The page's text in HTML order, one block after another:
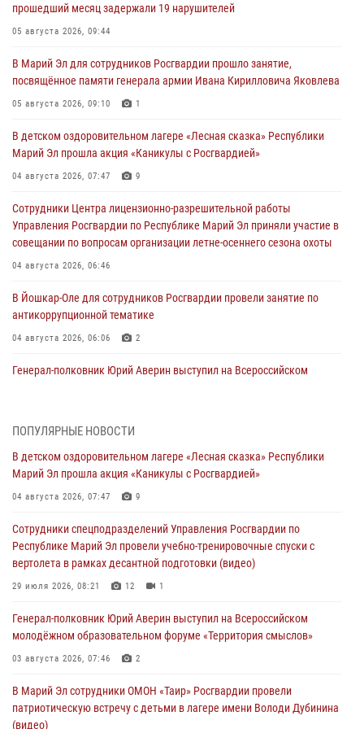
прошедший месяц задержали 19 нарушителей
05 августа 2026, 09:44
В Марий Эл для сотрудников Росгвардии прошло занятие,
посвящённое памяти генерала армии Ивана Кирилловича Яковлева
05 августа 2026, 09:10 1
В детском оздоровительном лагере «Лесная сказка» Республики
Марий Эл прошла акция «Каникулы с Росгвардией»
04 августа 2026, 07:47 9
Сотрудники Центра лицензионно-разрешительной работы
Управления Росгвардии по Республике Марий Эл приняли участие в
совещании по вопросам организации летне-осеннего сезона охоты
04 августа 2026, 06:46
В Йошкар-Оле для сотрудников Росгвардии провели занятие по
антикоррупционной тематике
04 августа 2026, 06:06 2
Генерал-полковник Юрий Аверин выступил на Всероссийском
празднования Дня ВДВ и проведения матчевого турнира на Кубок
Раимкуля Малахбекова
03 августа 2026, 06:52 7
Центральная войсковая комендатура Росгвардии отмечает день
образования 2 августа
02 августа 2026, 11:44
мировой войне 1914-1918 годов
01 августа 2026, 11:42
Российской Федерации
01 августа 2026, 06:40
ПОПУЛЯРНЫЕ НОВОСТИ
В детском оздоровительном лагере «Лесная сказка» Республики
Марий Эл прошла акция «Каникулы с Росгвардией»
04 августа 2026, 07:47 9
Сотрудники спецподразделений Управления Росгвардии по
Республике Марий Эл провели учебно-тренировочные спуски с
вертолета в рамках десантной подготовки (видео)
29 июля 2026, 08:21 12 1
Генерал-полковник Юрий Аверин выступил на Всероссийском
молодёжном образовательном форуме «Территория смыслов»
03 августа 2026, 07:46 2
В Марий Эл сотрудники ОМОН «Таир» Росгвардии провели
патриотическую встречу с детьми в лагере имени Володи Дубинина
(видео)